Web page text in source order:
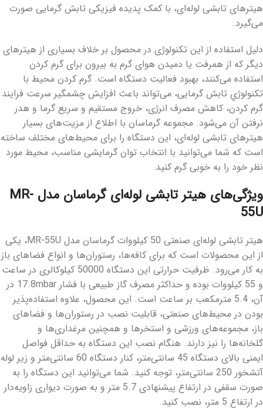
هیترهای تابشی لوله‌ای، با کمک پدیده فیزیکی تابش گرمایی صورت
می‌گیرد.
دلیل استفاده از این تکنولوژی در محصول بر خلاف بسیاری از هیترهای
دیگر که از همرفت یا دمیدن هوای گرم به بیرون برای گرم کردن
استفاده می‌کنند، بهبود فعالیت دستگاه است. گرم کردن محیط با
تکنولوژي تابش گرمایی، می‌تواند باعث افزایش چشمگیر سرعت فرایند
گرم کردن، کاهش مصرف انرژی، خروج مستقیم و سریع گرما و هدر
نرفتن آن می‌شود. مجموعه گرماسان با اطلاع از مزیت‌های بسیار
هیترهای تابشی لوله‌ای، این دستگاه را برای محیط‌های مختلف ساخته
است که شما می‌توانید با انتخاب توان گرمایشی مناسب، محیط مورد
نظر خود را به خوبی گرم کنید.
ویژگی‌های هیتر تابشی لوله‌ای گرماسان مدل MR-
55U
هیتر تابشی لوله‌ای صنعتی 50 کیلووات گرماسان مدل MR-55U، یکی
از این محصولات است که برای کافه‌ها، رستوران‌ها و انواع فضاهای باز
به کار می‌رود. ظرفیت حرارتی این دستگاه 50000 کیلوکالری در ساعت
و 55 کیلووات بوده و حداکثر مصرف گاز طبیعی با فشار 17.8mbar در
آن، 5.4 مترمکعب بر ساعت است. این محصول، علاوه استفاده‌پذیر
بودن در محیط‌های صنعتی، قابلیت نصب در رستوران‌ها و فضاهای
باز، مجموعه‌های ورزشی و استخرها و همچنین مرغداری‌ها و
گلخانه‌ها را نیز دارند. هنگام نصب این دستگاه به حداقل فواصل
ایمنی بالای دستگاه 45 سانتی‌متر، کنار دستگاه 60 سانتی‌متر و زیر لوله
آتشخور 250 سانتی‌متر، توجه کنید. شما می‌توانید این دستگاه را به
صورت سقفی در ارتفاع پیشنهادی 5.7 متر و به صورت دیواری زاویه‌دار
در ارتفاع 5 متر، نصب کنید.